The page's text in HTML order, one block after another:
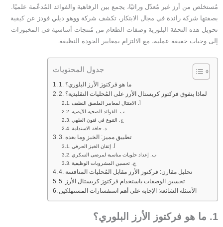
مُستخلص من أرز غير مُعدّل وراثيًا، يجمع بين الرفاهية والفوائد المُدعّمة علميًا.
بصفتها شركة رائدة في مجال الابتكار، تكشف شركة ووهو ديلي فودز عن كيفية
تحويل هذه التحفة البلورية وصفات الطعام من مُنتجات أساسية في المخبوزات
إلى وجبات خفيفة عملية، مع الالتزام بمعايير الجودة النظيفة.
جدول المحتويات
1. ما هو فركتوز الأرز البلوري؟
2. لماذا يتفوق فركتوز كريستال الأرز على المُحليات التقليدية؟
أ. الامتثال لمعايير الملصق النظيف
ب. الفوائد الصحية الأيضية
ج. التنوع في فنون الطهي
د. حافة الاستدامة
3. تطبيق مميز: الخبز وما بعده
أ. إتقان الخبز الحرفي
ب. إعداد حلويات مناسبة لمرضى السكري
ج. تحسين المشروبات الوظيفية
4. تحليل مقارن: فركتوز الأرز مقابل المُحليات المنافسة
5. تحسين الوصفات باستخدام فركتوز كريستال الأرز
الأسئلة الشائعة: الإجابة على أهم استفسارات المستهلكين
1. ما هو فركتوز الأرز البلوري؟